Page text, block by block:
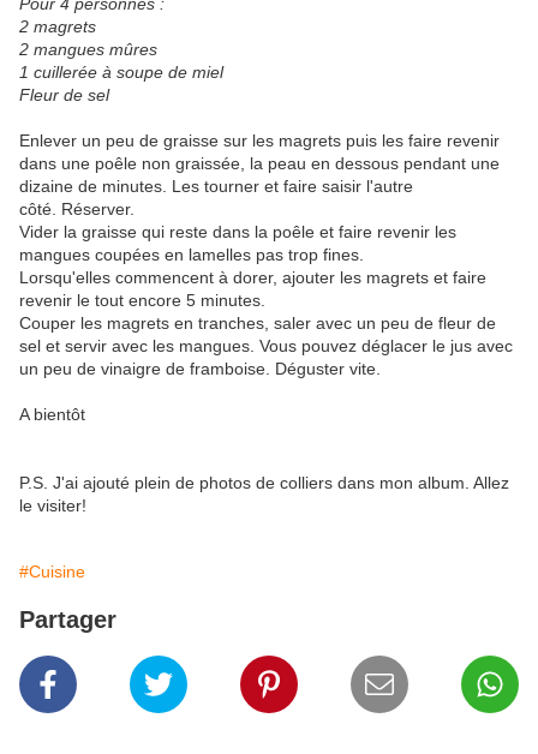
2 magrets
2 mangues mûres
1 cuillerée à soupe de miel
Fleur de sel
Enlever un peu de graisse sur les magrets puis les faire revenir
dans une poêle non graissée, la peau en dessous pendant une
dizaine de minutes. Les tourner et faire saisir l'autre
côté. Réserver.
Vider la graisse qui reste dans la poêle et faire revenir les
mangues coupées en lamelles pas trop fines.
Lorsqu'elles commencent à dorer, ajouter les magrets et faire
revenir le tout encore 5 minutes.
Couper les magrets en tranches, saler avec un peu de fleur de
sel et servir avec les mangues. Vous pouvez déglacer le jus avec
un peu de vinaigre de framboise. Déguster vite.
A bientôt
P.S. J'ai ajouté plein de photos de colliers dans mon album. Allez
le visiter!
#Cuisine
Partager